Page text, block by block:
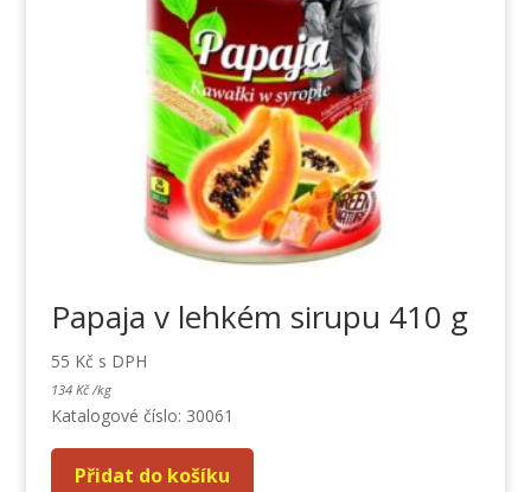
Papaja v lehkém sirupu 410 g
55 Kč s DPH
134 Kč /kg
Katalogové číslo: 30061
Přidat do košíku